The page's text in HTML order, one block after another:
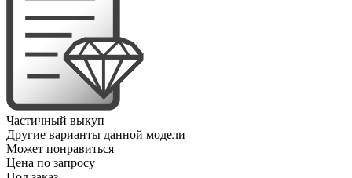
Частичный выкуп
Другие варианты данной модели
Может понравиться
Цена по запросу